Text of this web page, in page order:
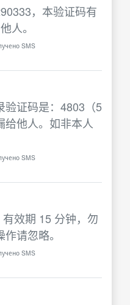
，本验证码有
人。
SMS
验证码是：4803（5
给他人。如非本人
SMS
有效期 15 分钟，勿
请忽略。
SMS